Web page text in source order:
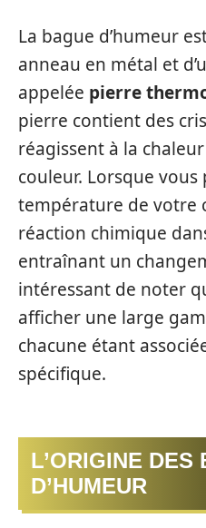
La bague d’humeur
anneau en métal et
appelée pierre
pierre contient des
réagissent à la
couleur. Lorsque
température de votre
réaction chimique
entraînant un
intéressant de noter
afficher une large
chacune étant
spécifique.
L’ORIGINE DES
D’HUMEUR